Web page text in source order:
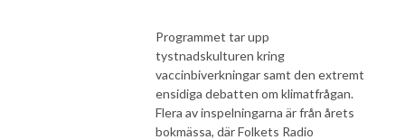
Programmet tar upp
tystnadskulturen kring
vaccinbiverkningar samt den extremt
ensidiga debatten om klimatfrågan.
Flera av inspelningarna är från årets
bokmässa, där Folkets Radio